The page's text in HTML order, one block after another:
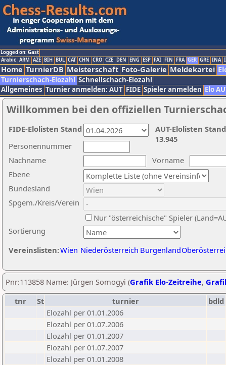
Logged on: Gast
Arabic ARM AZE BIH BUL CAT CHN CRO CZE DEN ENG ESP FAI FIN FRA GER GRE INA
Home TurnierDB Meisterschaft Foto-Galerie Meldekartei
Turnierschach-Elozahl Schnellschach-Elozahl
Allgemeines Turnier anmelden: AUT FIDE Spieler anmelden Elo
Willkommen bei den offiziellen
Nachname
Vorname
Ebene
Sortierung
Personennummer
Bundesland
Spgem./Kreis/Verein
Nur "österreichische" Spieler
Vereinslisten:Wien Niederösterreich Burgenland
AUT-Elolisten
13.945
FIDE-Elolisten Stand
Pnr:113858 Name: Jürgen Somogyi (Grafik Elo-Zeitreihe,
tnr
St turnier bdld
Elozahl per 01.01.2006
Elozahl per 01.07.2006
Elozahl per 01.01.2007
Elozahl per 01.07.2007
Elozahl per 01.01.2008